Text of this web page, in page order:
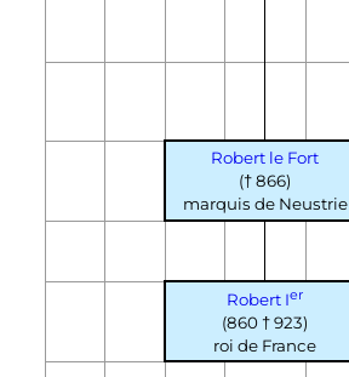
Robert le Fort
(† 866)
marquis de Neustrie
Robert Ier
(860 † 923)
roi de France